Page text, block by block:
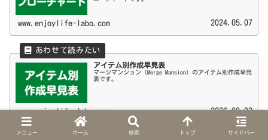
www.enjoylife-labo.com 2024.05.07
アイテム別作成早見表
マージマンション（Merge Mansion）のアイテム別作成早見
表です。
www.enjoylife-labo.com 2026.08.02
メニュー ホーム 検索 トップ サイドバー